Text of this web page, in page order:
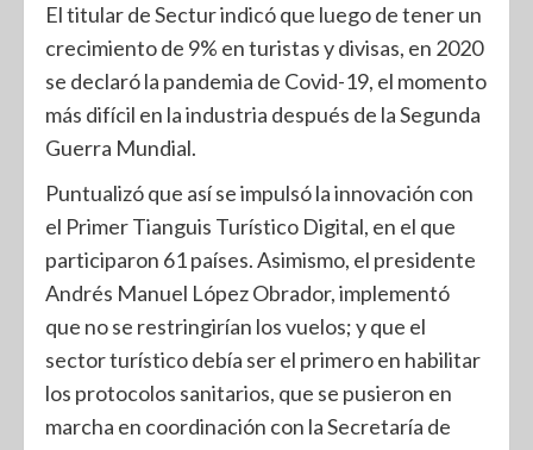
El titular de Sectur indicó que luego de tener un
crecimiento de 9% en turistas y divisas, en 2020
se declaró la pandemia de Covid-19, el momento
más difícil en la industria después de la Segunda
Guerra Mundial.
Puntualizó que así se impulsó la innovación con
el Primer Tianguis Turístico Digital, en el que
participaron 61 países. Asimismo, el presidente
Andrés Manuel López Obrador, implementó
que no se restringirían los vuelos; y que el
sector turístico debía ser el primero en habilitar
los protocolos sanitarios, que se pusieron en
marcha en coordinación con la Secretaría de